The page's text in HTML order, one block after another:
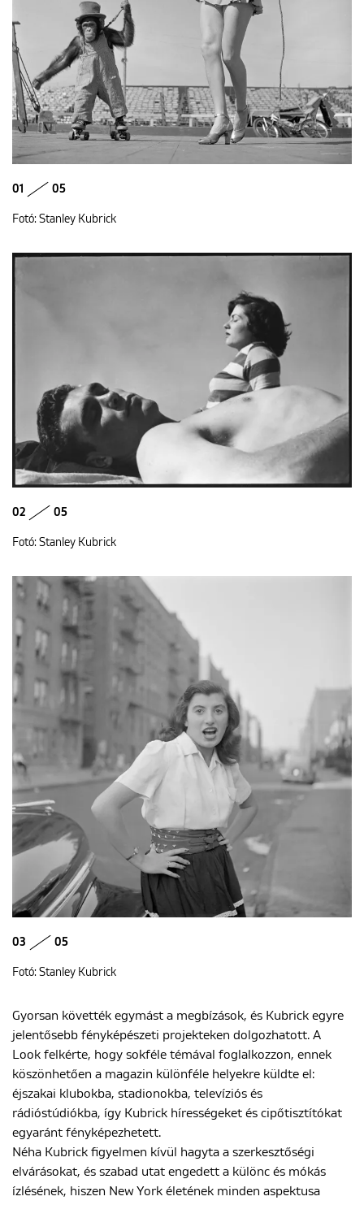
01 05
Fotó: Stanley Kubrick
02 05
Fotó: Stanley Kubrick
03 05
Fotó: Stanley Kubrick
Gyorsan követték egymást a megbízások, és Kubrick egyre
jelentősebb fényképészeti projekteken dolgozhatott. A
Look felkérte, hogy sokféle témával foglalkozzon, ennek
köszönhetően a magazin különféle helyekre küldte el:
éjszakai klubokba, stadionokba, televíziós és
rádióstúdiókba, így Kubrick hírességeket és cipőtisztítókat
egyaránt fényképezhetett.
Néha Kubrick figyelmen kívül hagyta a szerkesztőségi
elvárásokat, és szabad utat engedett a különc és mókás
ízlésének, hiszen New York életének minden aspektusa